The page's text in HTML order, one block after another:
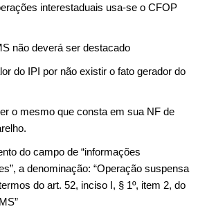
interestaduais usa-se o CFOP
não deverá ser destacado
do IPI por não existir o fato gerador do
o mesmo que consta em sua NF de
do campo de “informações
a denominação: “Operação suspensa
do art. 52, inciso I, § 1º, item 2, do